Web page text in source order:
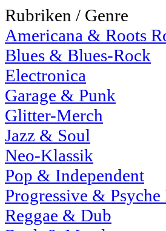
Rubriken / Genre
Americana & Roots
Blues & Blues-Rock
Electronica
Garage & Punk
Glitter-Merch
Jazz & Soul
Neo-Klassik
Pop & Independent
Progressive & Psyche
Reggae & Dub